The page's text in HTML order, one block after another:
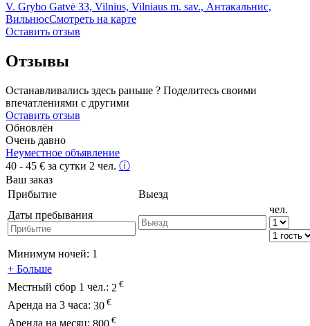
V. Grybo Gatvė 33, Vilnius, Vilniaus m. sav., Антакальнис,
ВильнюсСмотреть на карте
Оставить отзыв
Отзывы
Останавливались здесь раньше ? Поделитесь своими
впечатлениями с другими
Оставить отзыв
Обновлён
Очень давно
Неуместное объявление
40 - 45 € за сутки 2 чел. ⓘ
Ваш заказ
Прибытие
Выезд
Даты пребывания
чел.
Минимум ночей: 1
+ Больше
Местный сбор 1 чел.: 2 €
Аренда на 3 часа: 30 €
Аренда на месяц: 800 €